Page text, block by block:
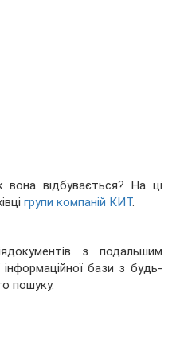
відбувається? На ці
групи компаній КИТ.
з подальшим
бази з будь-
пошуку.